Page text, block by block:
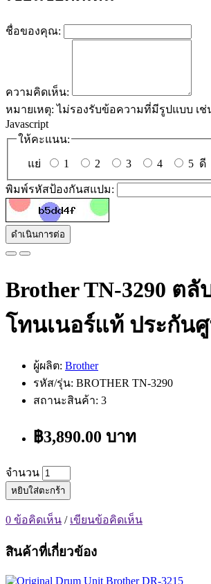
ชื่อของคุณ:
ความคิดเห็น:
หมายเหตุ: ไม่รองรับข้อความที่มีรูปแบบ เช่
Javascript
ให้คะแนน:
แย่ 1 2 3 4 5 ดี
พิมพ์รหัสป้องกันสแปม:
ดำเนินการต่อ
Brother TN-3290 ต
โทนเนอร์แท้ ประกัน
ผู้ผลิต: Brother
รหัส/รุ่น: BROTHER TN-3290
สถานะสินค้า: 3
฿3,890.00 บาท
จำนวน
หยิบใส่ตะกร้า
0 ข้อคิดเห็น / เขียนข้อคิดเห็น
สินค้าที่เกี่ยวข้อง